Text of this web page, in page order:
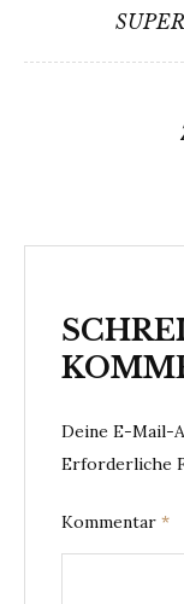
Deine E-Mail-
Erforderliche
Kommentar *